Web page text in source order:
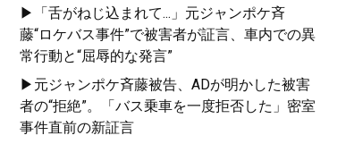
▶「舌がねじ込まれて...」元ジャンポケ斉
藤“ロケバス事件”で被害者が証言、車内での異
常行動と“屈辱的な発言”
▶元ジャンポケ斉藤被告、ADが明かした被害
者の“拒絶”。「バス乗車を一度拒否した」密室
事件直前の新証言